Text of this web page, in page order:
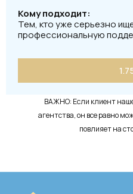
Кому подходит:
Тем, кто уже серьезно
профессиональную
ВАЖНО: Если клиент
агентства, он все равно
повлияет на